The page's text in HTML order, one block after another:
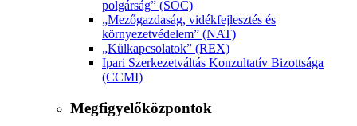
polgárság” (SOC)
„Mezőgazdaság, vidékfejlesztés és
környezetvédelem” (NAT)
„Külkapcsolatok” (REX)
Ipari Szerkezetváltás Konzultatív Bizottsága
(CCMI)
Megfigyelőközpontok